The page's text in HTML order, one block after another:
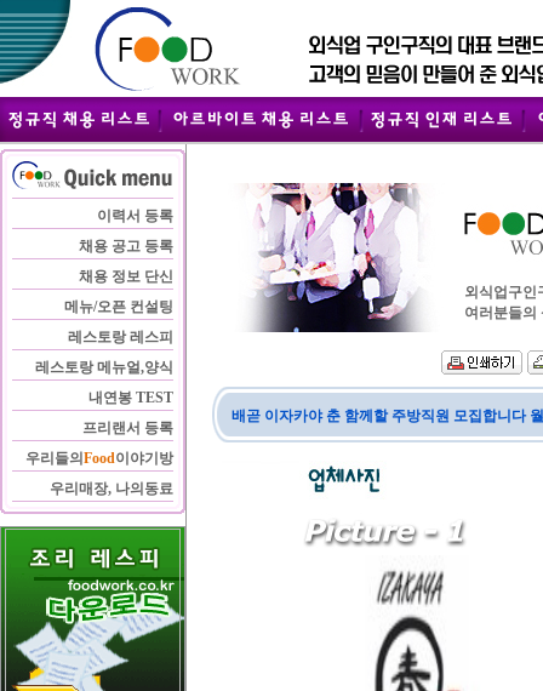
이력서 등록
채용 공고 등록
채용 정보 단신
메뉴/오픈 컨설팅
레스토랑 레스피
레스토랑 메뉴얼,양식
내연봉 TEST
프리랜서 등록
우리들의 Food이야기방
우리매장, 나의동료
외식업구인
여러분들의
배곧 이자카야 춘 함께할 주방직원 모집합니다